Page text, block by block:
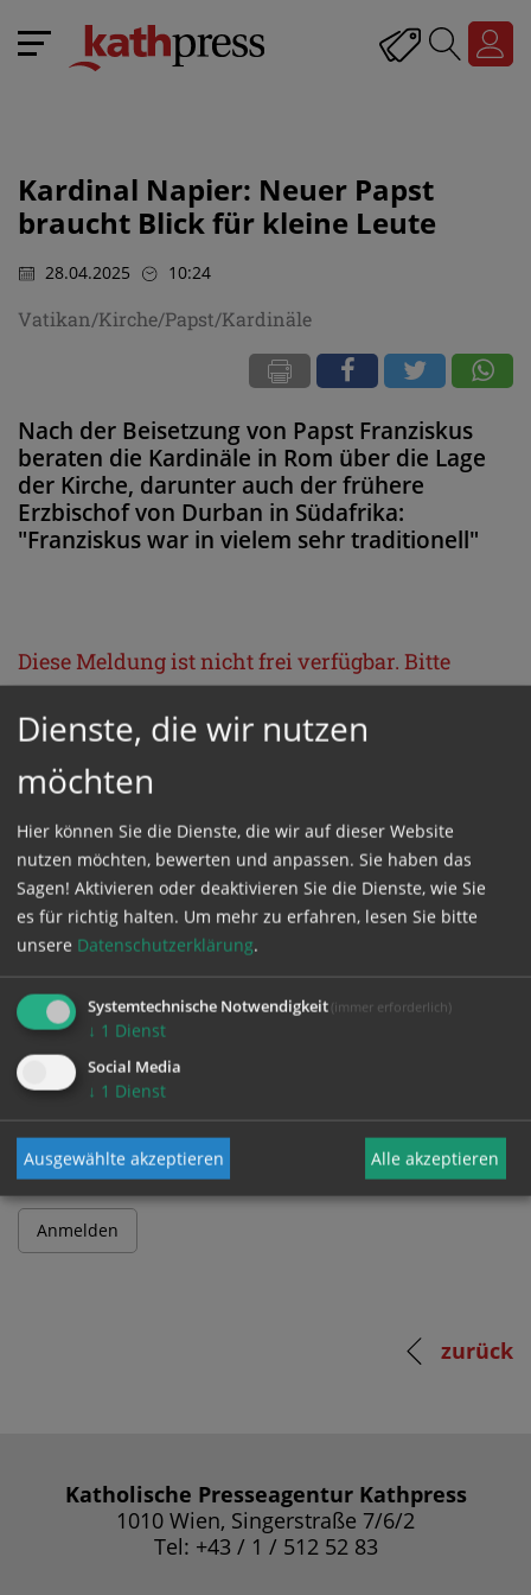
Kardinal Napier: Neuer Papst
braucht Blick für kleine Leute
28.04.2025 10:24
Vatikan/Kirche/Papst/Kardinäle
Nach der Beisetzung von Papst Franziskus
beraten die Kardinäle in Rom über die Lage
der Kirche, darunter auch der frühere
Erzbischof von Durban in Südafrika:
"Franziskus war in vielem sehr traditionell"
Diese Meldung ist nicht frei verfügbar. Bitte
ProduktKathpress_online.
Bitte melden Sie sich mit Ihrem Benutzernamen
und Passwort an.
Benutzername
Passwort
zurück
Katholische Presseagentur Kathpress
1010 Wien, Singerstraße 7/6/2
Tel: +43 / 1 / 512 52 83
Dienste, die wir nutzen
möchten
Hier können Sie die Dienste, die wir auf dieser Website
nutzen möchten, bewerten und anpassen. Sie haben das
Sagen! Aktivieren oder deaktivieren Sie die Dienste, wie Sie
es für richtig halten. Um mehr zu erfahren, lesen Sie bitte
unsere Datenschutzerklärung.
Systemtechnische Notwendigkeit (immer erforderlich)
↓ 1 Dienst
Social Media
↓ 1 Dienst
Ausgewählte akzeptieren Alle akzeptieren